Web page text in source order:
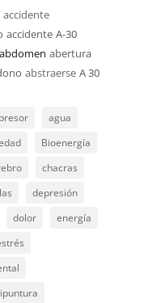
accidente
accidente A-30
abdomen abertura
abstraerse A 30
agua
Bioenergía
chacras
depresión
dolor
energía